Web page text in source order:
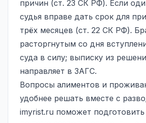
причин (ст. 23 СК РФ). Если
судья вправе дать срок для
трёх месяцев (ст. 22 СК РФ).
расторгнутым со дня
суда в силу; выписку из
направляет в ЗАГС.
Вопросы алиментов и
удобнее решать вместе с
imyrist.ru поможет